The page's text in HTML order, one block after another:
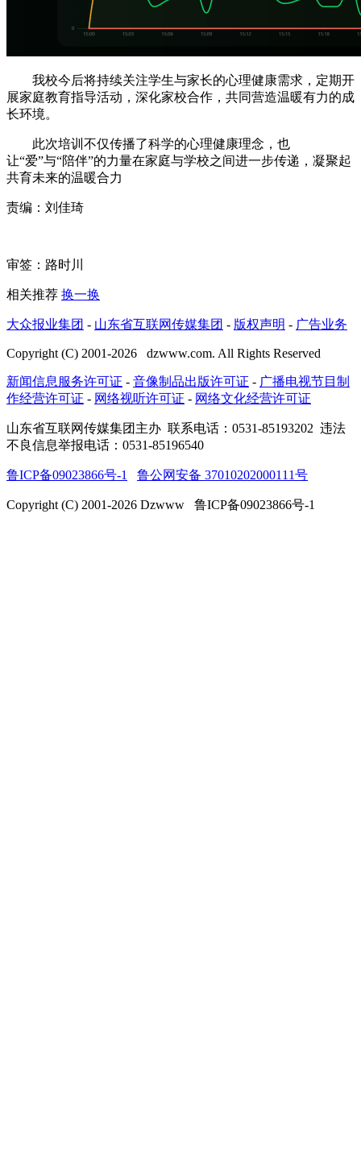
我校今后将持续关注学生与家长的心理健康需求，定期开
展家庭教育指导活动，深化家校合作，共同营造温暖有力的成
长环境。
此次培训不仅传播了科学的心理健康理念，也
让“爱”与“陪伴”的力量在家庭与学校之间进一步传递，凝聚起
共育未来的温暖合力
责编：刘佳琦
审签：路时川
相关推荐 换一换
大众报业集团 - 山东省互联网传媒集团 - 版权声明 - 广告业务
Copyright (C) 2001-2026 dzwww.com. All Rights Reserved
新闻信息服务许可证 - 音像制品出版许可证 - 广播电视节目制
作经营许可证 - 网络视听许可证 - 网络文化经营许可证
山东省互联网传媒集团主办 联系电话：0531-85193202 违法
不良信息举报电话：0531-85196540
鲁ICP备09023866号-1 鲁公网安备 37010202000111号
Copyright (C) 2001-2026 Dzwww 鲁ICP备09023866号-1